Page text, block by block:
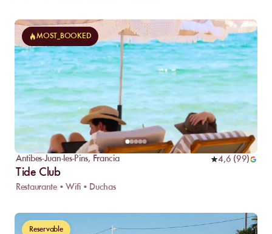
MOST_BOOKED
Antibes-Juan-les-Pins, Francia 4,6 (99)
Tide Club
Restaurante • Wifi • Duchas
Reservable